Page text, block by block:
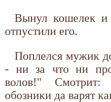
Вынул кошелек и
отпустили его.
Поплелся мужик
- ни за что ни
волов!"
обозники да варят